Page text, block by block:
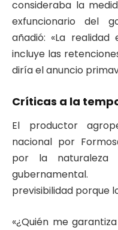
consideraba la
exfuncionario del
añadió: «La
incluye las
diría el anuncio
Críticas a la
El productor
nacional por
por la naturaleza
previsibilidad porque
«¿Quién me